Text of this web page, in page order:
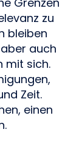
zu
bleiben
auch
mit sich.
Zeit.
einen